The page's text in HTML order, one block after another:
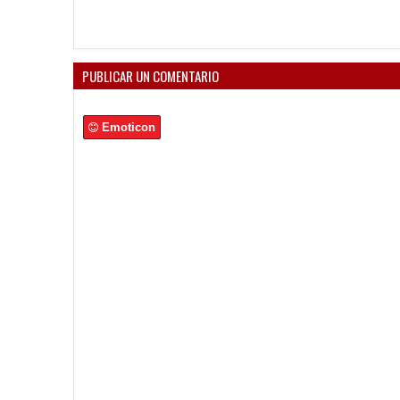
PUBLICAR UN COMENTARIO
Emoticon